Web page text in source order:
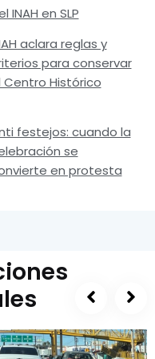
INAH en SLP
aclara reglas y
para conservar
Centro Histórico
festejos: cuando la
se
en protesta